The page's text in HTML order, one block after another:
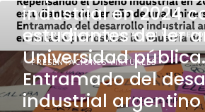
EXPERIENCIAS DE EDUCACIÓN Y
PRESENTACIONES VIRTUALES
industrial en 2024
estudiantes de 1er
Universidad pública.
Entramado del
industrial